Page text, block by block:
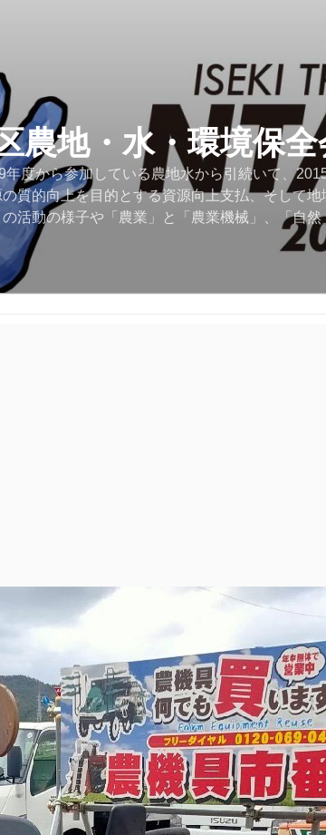
農地・水・環境保
度から参加している農地水から引続いて、
質的向上を目的とする資源向上支払、そして
活動の様子や「農業」と「農業機械」、「自